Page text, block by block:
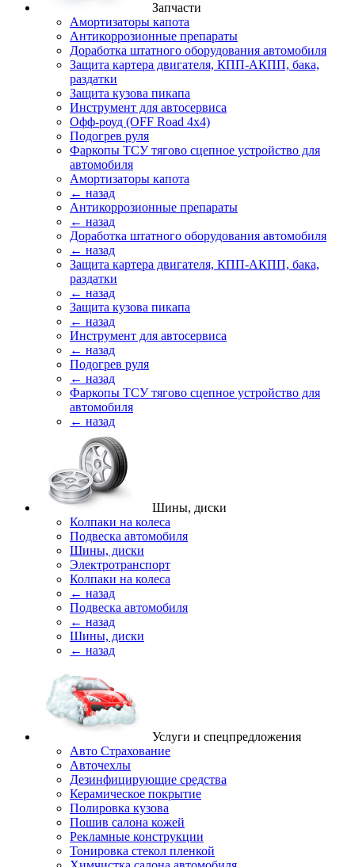
Запчасти
Амортизаторы капота
Антикоррозионные препараты
Доработка штатного оборудования автомобиля
Защита картера двигателя, КПП-АКПП, бака,
раздатки
Защита кузова пикапа
Инструмент для автосервиса
Офф-роуд (OFF Road 4x4)
Подогрев руля
Фаркопы ТСУ тягово сцепное устройство для
автомобиля
Амортизаторы капота
← назад
Антикоррозионные препараты
← назад
Доработка штатного оборудования автомобиля
← назад
Защита картера двигателя, КПП-АКПП, бака,
раздатки
← назад
Защита кузова пикапа
← назад
Инструмент для автосервиса
← назад
Подогрев руля
← назад
Фаркопы ТСУ тягово сцепное устройство для
автомобиля
← назад
Шины, диски
Колпаки на колеса
Подвеска автомобиля
Шины, диски
Электротранспорт
Колпаки на колеса
← назад
Подвеска автомобиля
← назад
Шины, диски
← назад
Услуги и спецпредложения
Авто Страхование
Авточехлы
Дезинфицирующие средства
Керамическое покрытие
Полировка кузова
Пошив салона кожей
Рекламные конструкции
Тонировка стекол пленкой